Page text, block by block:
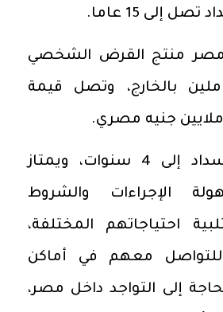
إلى 15 عاما.
مصر منتج القرض الشخصي
بالخارج، وتصل قيمة
وتصل فترة السداد إلى 4 سنوات، ويمتاز
الإجراءات والشروط
احتياجاتهم المختلفة،
للتواصل معهم في أماكن
إلى التواجد داخل مصر،